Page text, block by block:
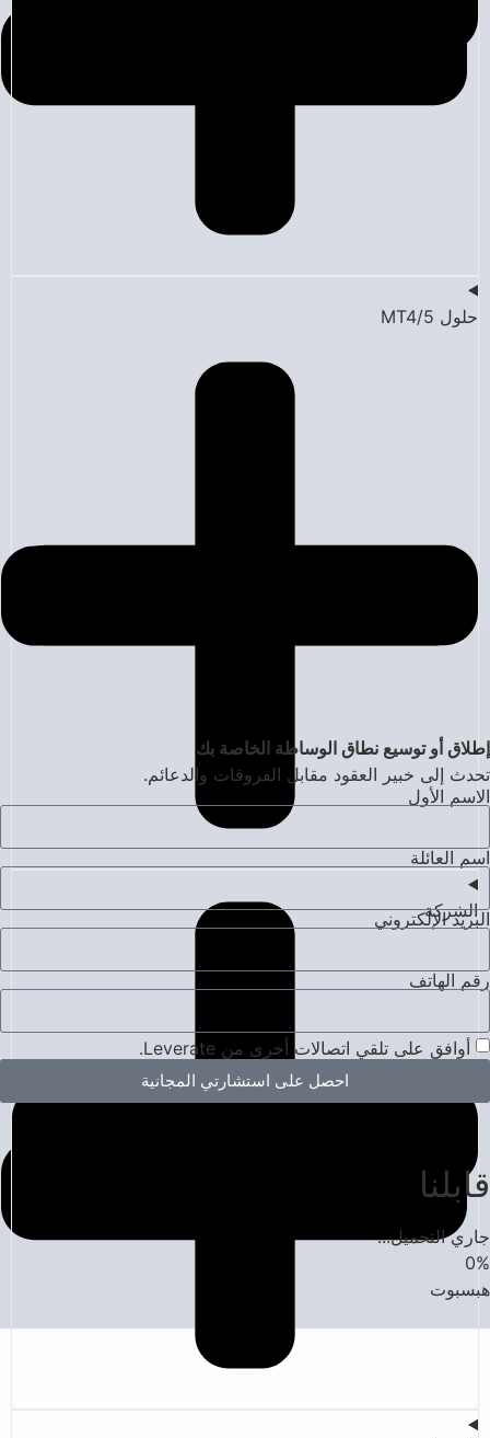
الشركة
حلول MT4/5
إطلاق أو توسيع نطاق الوساطة الخاصة بك
تحدث إلى خبير العقود مقابل الفروقات والدعائم.
الاسم الأول
اسم العائلة
البريد الإلكتروني
رقم الهاتف
أوافق على تلقي اتصالات أخرى من Leverate.
احصل على استشارتي المجانية
قابلنا
جاري التحميل...
0%
هبسبوت